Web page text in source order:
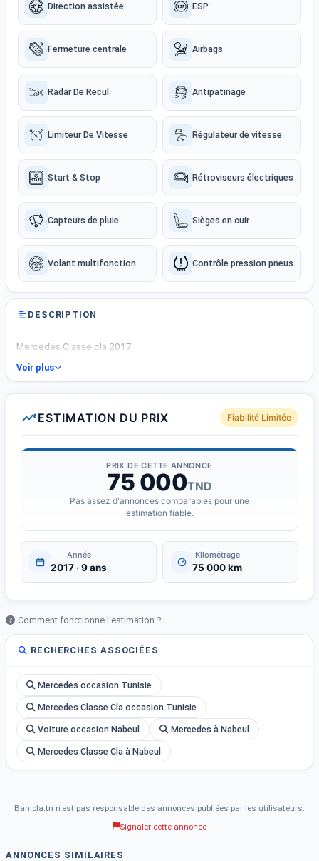
Direction assistée ESP
Fermeture centrale Airbags
Radar De Recul Antipatinage
Limiteur De Vitesse Régulateur de vitesse
Start & Stop Rétroviseurs électriques
Capteurs de pluie Sièges en cuir
Volant multifonction Contrôle pression pneus
DESCRIPTION
Mercedes Classe cla 2017
Voir plus
ESTIMATION DU PRIX Fiabilité Limitée
PRIX DE CETTE ANNONCE
75 000TND
Pas assez d'annonces comparables pour une
estimation fiable.
Année
2017 · 9 ans
Kilométrage
75 000 km
Comment fonctionne l'estimation ?
RECHERCHES ASSOCIÉES
Mercedes occasion Tunisie
Mercedes Classe Cla occasion Tunisie
Voiture occasion Nabeul Mercedes à Nabeul
Mercedes Classe Cla à Nabeul
Baniola.tn n'est pas responsable des annonces publiées par les utilisateurs.
Signaler cette annonce
ANNONCES SIMILAIRES